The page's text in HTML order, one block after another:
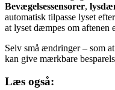
Bevægelsessensorer,
automatisk tilpasse lyset
at lyset dæmpes om aftenen
Selv små ændringer – som
kan give mærkbare
Læs også: